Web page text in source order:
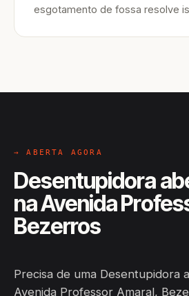
esgotamento de fossa resolve
→ ABERTA AGORA
Desentupidora
na Avenida
Bezerros
Precisa de uma Desentupidora
Avenida Professor Amaral,